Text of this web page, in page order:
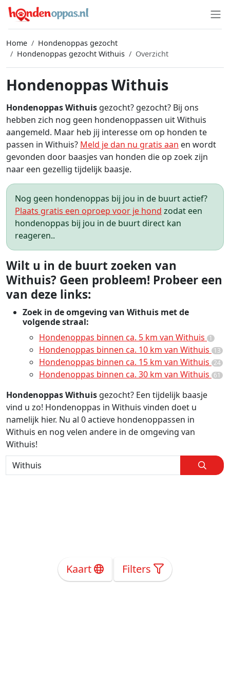
Home
Hondenoppas gezocht
Hondenoppas gezocht Withuis
Overzicht
Hondenoppas Withuis
Hondenoppas Withuis gezocht? gezocht? Bij ons
hebben zich nog geen hondenoppassen uit Withuis
aangemeld. Maar heb jij interesse om op honden te
passen in Withuis? Meld je dan nu gratis aan en wordt
gevonden door baasjes van honden die op zoek zijn
naar een gezellig tijdelijk baasje.
Nog geen hondenoppas bij jou in de buurt actief?
Plaats gratis een oproep voor je hond zodat een
hondenoppas bij jou in de buurt direct kan
reageren..
Wilt u in de buurt zoeken van
Withuis? Geen probleem! Probeer een
van deze links:
Zoek in de omgeving van Withuis met de
volgende straal:
Hondenoppas binnen ca. 5 km van Withuis 1
Hondenoppas binnen ca. 10 km van Withuis 13
Hondenoppas binnen ca. 15 km van Withuis 24
Hondenoppas binnen ca. 30 km van Withuis 61
Hondenoppas Withuis gezocht? Een tijdelijk baasje
vind u zo! Hondenoppas in Withuis vinden doet u
namelijk hier. Nu al 0 actieve hondenoppassen in
Withuis en nog velen andere in de omgeving van
Withuis!
Kaart Filters